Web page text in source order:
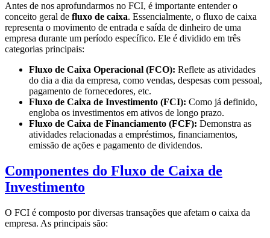
Antes de nos aprofundarmos no FCI, é importante entender o
conceito geral de fluxo de caixa. Essencialmente, o fluxo de caixa
representa o movimento de entrada e saída de dinheiro de uma
empresa durante um período específico. Ele é dividido em três
categorias principais:
Fluxo de Caixa Operacional (FCO): Reflete as atividades
do dia a dia da empresa, como vendas, despesas com pessoal,
pagamento de fornecedores, etc.
Fluxo de Caixa de Investimento (FCI): Como já definido,
engloba os investimentos em ativos de longo prazo.
Fluxo de Caixa de Financiamento (FCF): Demonstra as
atividades relacionadas a empréstimos, financiamentos,
emissão de ações e pagamento de dividendos.
Componentes do Fluxo de Caixa de
Investimento
O FCI é composto por diversas transações que afetam o caixa da
empresa. As principais são: